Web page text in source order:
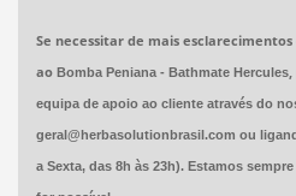
Se necessitar de mais
ao Bomba Peniana - Bathmate Hercules,
equipa de apoio ao cliente através do
geral@herbasolutionbrasil.com ou
a Sexta, das 8h às 23h). Estamos